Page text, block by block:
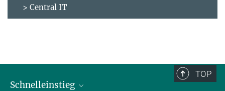
> Central IT
TOP
Schnelleinstieg